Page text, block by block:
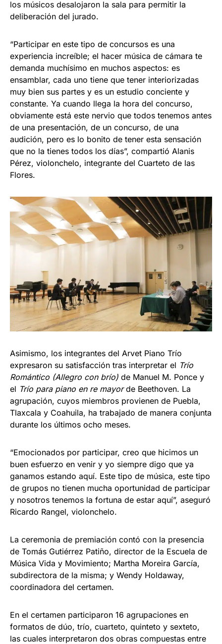
los músicos desalojaron la sala para permitir la
deliberación del jurado.
“Participar en este tipo de concursos es una
experiencia increíble; el hacer música de cámara te
demanda muchísimo en muchos aspectos: es
ensamblar, cada uno tiene que tener interiorizadas
muy bien sus partes y es un estudio conciente y
constante. Ya cuando llega la hora del concurso,
obviamente está este nervio que todos tenemos antes
de una presentación, de un concurso, de una
audición, pero es lo bonito de tener esta sensación
que no la tienes todos los días”, compartió Alanis
Pérez, violonchelo, integrante del Cuarteto de las
Flores.
Asimismo, los integrantes del Arvet Piano Trío
expresaron su satisfacción tras interpretar el Trío
Romántico (Allegro con brío) de Manuel M. Ponce y
el Trío para piano en re mayorde Beethoven. La
agrupación, cuyos miembros provienen de Puebla,
Tlaxcala y Coahuila, ha trabajado de manera conjunta
durante los últimos ocho meses.
“Emocionados por participar, creo que hicimos un
buen esfuerzo en venir y yo siempre digo que ya
ganamos estando aquí. Este tipo de música, este tipo
de grupos no tienen mucha oportunidad de participar
y nosotros tenemos la fortuna de estar aquí”, aseguró
Ricardo Rangel, violonchelo.
La ceremonia de premiación contó con la presencia
de Tomás Gutiérrez Patiño, director de la Escuela de
Música Vida y Movimiento; Martha Moreira García,
subdirectora de la misma; y Wendy Holdaway,
coordinadora del certamen.
En el certamen participaron 16 agrupaciones en
formatos de dúo, trío, cuarteto, quinteto y sexteto,
las cuales interpretaron dos obras compuestas entre